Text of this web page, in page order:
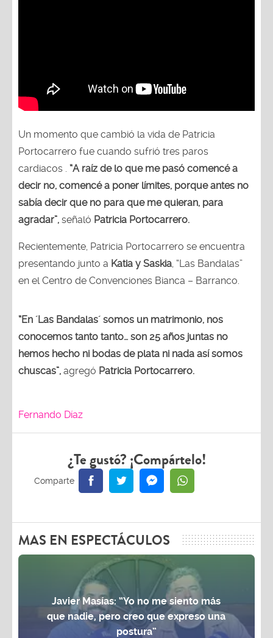
Un momento que cambió la vida de Patricia
Portocarrero fue cuando sufrió tres paros
cardiacos . “A raíz de lo que me pasó comencé a
decir no, comencé a poner límites, porque antes no
sabía decir que no para que me quieran, para
agradar”, señaló Patricia Portocarrero.
Recientemente, Patricia Portocarrero se encuentra
presentando junto a Katia y Saskia, “Las Bandalas”
en el Centro de Convenciones Bianca – Barranco.
“En ´Las Bandalas´ somos un matrimonio, nos
conocemos tanto tanto… son 25 años juntas no
hemos hecho ni bodas de plata ni nada así somos
chuscas”, agregó Patricia Portocarrero.
Fernando Díaz
¿Te gustó? ¡Compártelo!
MAS EN ESPECTÁCULOS
Javier Masías: “Yo no me siento más
que nadie, pero creo que expreso una
postura”